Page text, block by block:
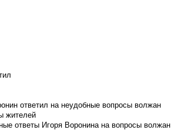
ответил на неудобные вопросы волжан
жителей
ответы Игоря Воронина на вопросы волжан